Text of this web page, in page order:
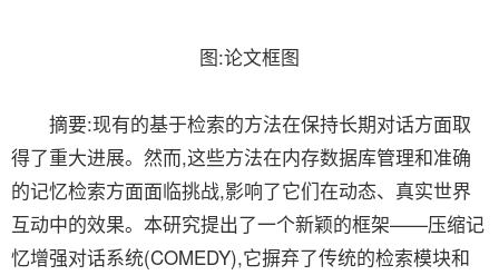
图:论文框图
摘要:现有的基于检索的方法在保持长期对话方面取
得了重大进展。然而,这些方法在内存数据库管理和准确
的记忆检索方面面临挑战,影响了它们在动态、真实世界
互动中的效果。本研究提出了一个新颖的框架——压缩记
忆增强对话系统(COMEDY),它摒弃了传统的检索模块和